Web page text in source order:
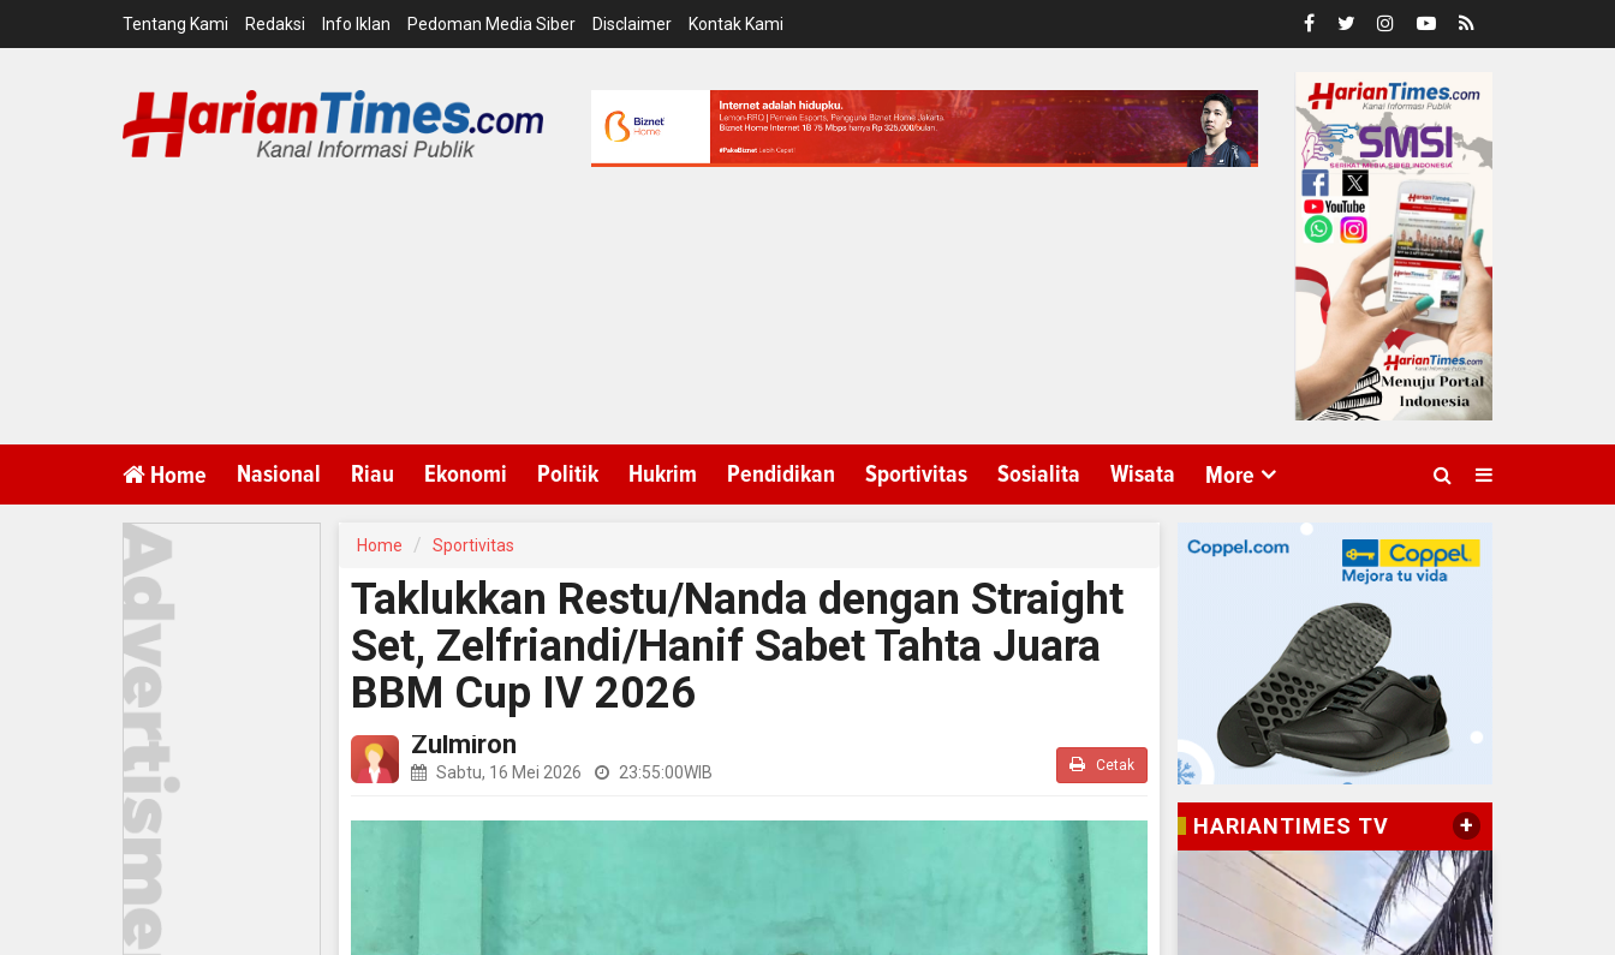
Tentang Kami Redaksi Info Iklan Pedoman Media Siber Disclaimer Kontak Kami
Home Nasional Riau Ekonomi Politik Hukrim Pendidikan Sportivitas Sosialita Wisata More
Home Sportivitas
Taklukkan Restu/Nanda dengan Straight
Set, Zelfriandi/Hanif Sabet Tahta Juara
BBM Cup IV 2026
Zulmiron
Sabtu, 16 Mei 2026 23:55:00WIB Cetak
HARIANTIMES TV +